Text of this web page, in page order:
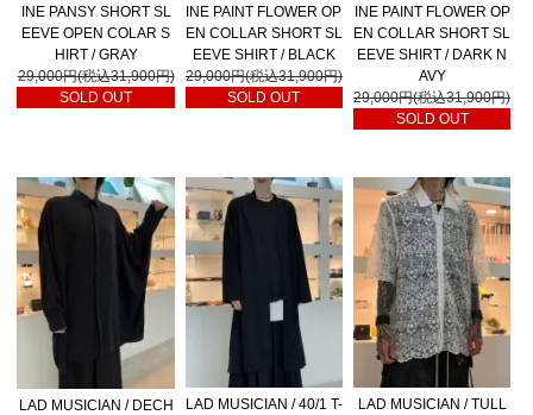
INE PANSY SHORT SL
EEVE OPEN COLAR S
HIRT / GRAY
29,000円(税込31,900円)
SOLD OUT
INE PAINT FLOWER OP
EN COLLAR SHORT SL
EEVE SHIRT / BLACK
29,000円(税込31,900円)
SOLD OUT
INE PAINT FLOWER OP
EN COLLAR SHORT SL
EEVE SHIRT / DARK N
AVY
29,000円(税込31,900円)
SOLD OUT
LAD MUSICIAN / DECH
LAD MUSICIAN / 40/1 T-
LAD MUSICIAN / TULL